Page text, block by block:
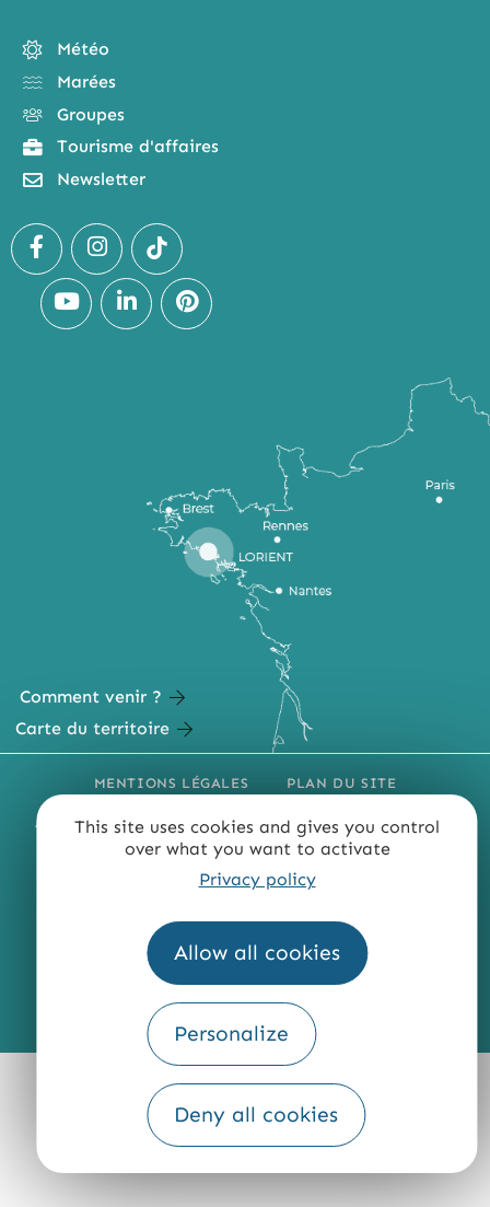
This site uses cookies and gives you control
over what you want to activate
Privacy policy
Allow all cookies
Personalize
Deny all cookies
Météo
Marées
Groupes
Tourisme d'affaires
Newsletter
Comment venir ?
Carte du territoire
MENTIONS LÉGALES PLAN DU SITE
ACCESSIBILITÉ : NON CONFORME PRESSE PRO
QUI SOMMES-NOUS ?
Fourni par
Traduction